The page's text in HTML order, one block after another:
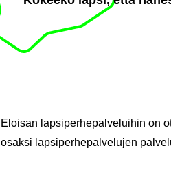
Eloi­san lap­si­per­he­pal­ve­lui­hin on
osak­si lap­si­per­he­pal­ve­lu­jen